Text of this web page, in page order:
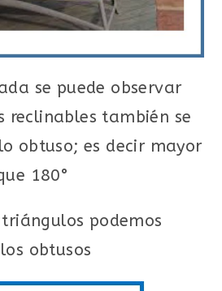
se puede observar
reclinables también se
obtuso; es decir mayor
180°
podemos
obtusos